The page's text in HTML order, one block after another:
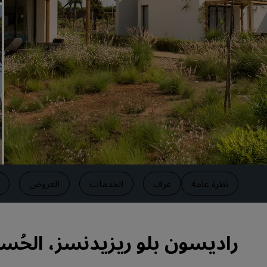
العلامات التجارية التابعة في الصين
نظرة عامة غرف الخدمات العروض
راديسون بلو ريزيدنسز،